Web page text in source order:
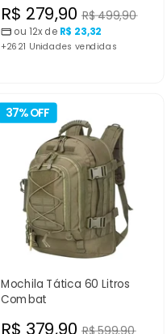
Preço
normal
R$ 499,90
Preço
promocional
R$ 279,90
ou 12x de R$ 23,32
+2621 Unidades vendidas
37% OFF
Mochila Tática 60 Litros
Combat
Preço
Preço
R$ 379,90